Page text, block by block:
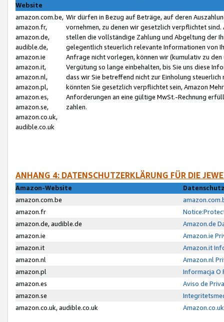
Website
amazon.com.be,
amazon.fr,
amazon.de,
audible.de,
amazon.ie
amazon.it,
amazon.nl,
amazon.pl,
amazon.es,
amazon.se,
amazon.co.uk,
audible.co.uk
Wir dürfen in Bezug auf Beträge, auf deren
vornehmen, zu denen wir gesetzlich verpflichtet
stellen die vollständige Zahlung und Abgeltung der
gelegentlich steuerlich relevante Informationen von
Anfrage nicht vorlegen, können wir (kumulativ zu
Vergütung so lange einbehalten, bis Sie uns diese
dass wir Sie betreffend nicht zur Einholung
könnten Sie gesetzlich verpflichtet sein, Amazon
Anforderungen an eine gültige MwSt.-Rechnung
zahlen.
ANHANG 4: DATENSCHUTZERKLÄRUNG FÜR DIE
Amazon-Website
amazon.com.be
amazon.fr
amazon.de, audible.de
Amazon.de
amazon.ie
Amazon.ie
amazon.it
Amazon.it
amazon.nl
Amazon.nl
amazon.pl
Informacja O
amazon.es
Aviso de
amazon.se
amazon.co.uk, audible.co.uk